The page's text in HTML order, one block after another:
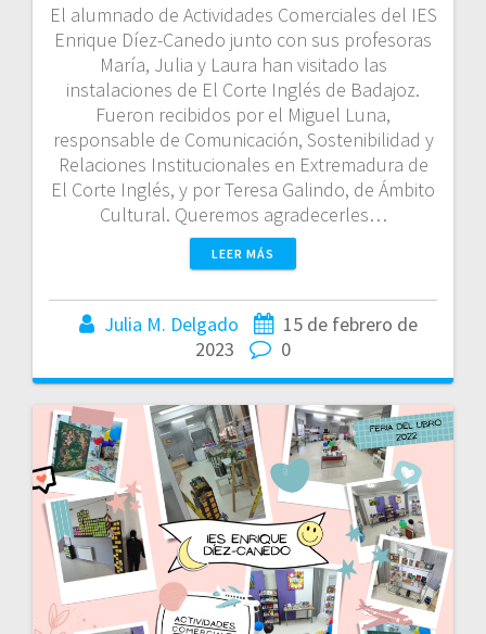
El alumnado de Actividades Comerciales del IES
Enrique Díez-Canedo junto con sus profesoras
María, Julia y Laura han visitado las
instalaciones de El Corte Inglés de Badajoz.
Fueron recibidos por el Miguel Luna,
responsable de Comunicación, Sostenibilidad y
Relaciones Institucionales en Extremadura de
El Corte Inglés, y por Teresa Galindo, de Ámbito
Cultural. Queremos agradecerles…
LEER MÁS
Julia M. Delgado
15 de febrero de
2023
0